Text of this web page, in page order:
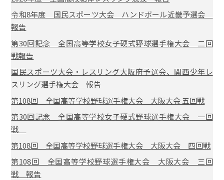
令和8年度 国民スポーツ大会 ハンドボール近畿予選会
報告
第30回記念 全国高等学校女子硬式野球選手権大会 二回
戦報告
国民スポーツ大会・レスリング大阪府予選会、関西少年レ
スリング選手権大会 報告
第108回 全国高等学校野球選手権大会 大阪大会 五回戦
第30回記念 全国高等学校女子硬式野球選手権大会 一回
戦
第108回 全国高等学校野球選手権大会 大阪大会 四回戦
第108回 全国高等学校野球選手権大会 大阪大会 三回
戦 報告